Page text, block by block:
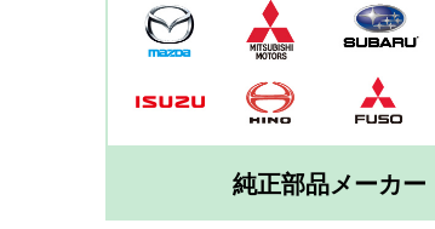
純正部品メーカー